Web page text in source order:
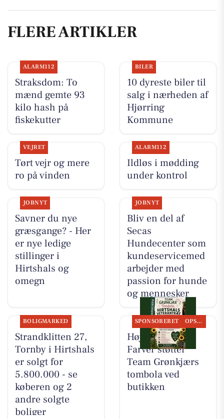
FLERE ARTIKLER
ALARM112
Straksdom: To
mænd gemte 93
kilo hash på
fiskekutter
BILER
10 dyreste biler til
salg i nærheden af
Hjørring
Kommune
VEJRET
Tørt vejr og mere
ro på vinden
ALARM112
Ildløs i mødding
under kontrol
JOBNYT
Savner du nye
græsgange? - Her
er nye ledige
stillinger i
Hirtshals og
omegn
JOBNYT
Bliv en del af
Secas
Hundecenter som
kundeservicemed
arbejder med
passion for hunde
og mennesker
BOLIGMARKED
Strandklitten 27,
Tornby i Hirtshals
er solgt for
5.800.000 - se
køberen og 2
andre solgte
boliger
SPONSORERET OPSLAGSTAVLEN
Høj Data/Høj
Farver støtter
Team Grønkjærs
tombola ved
butikken